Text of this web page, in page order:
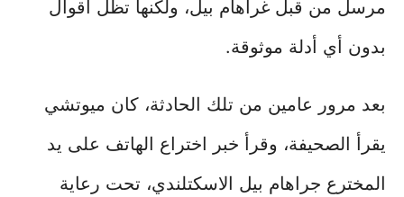
مرسل من قبل غراهام بيل، ولكنها تظل أقوال
بدون أي أدلة موثوقة.
بعد مرور عامين من تلك الحادثة، كان ميوتشي
يقرأ الصحيفة، وقرأ خبر اختراع الهاتف على يد
المخترع جراهام بيل الاسكتلندي، تحت رعاية